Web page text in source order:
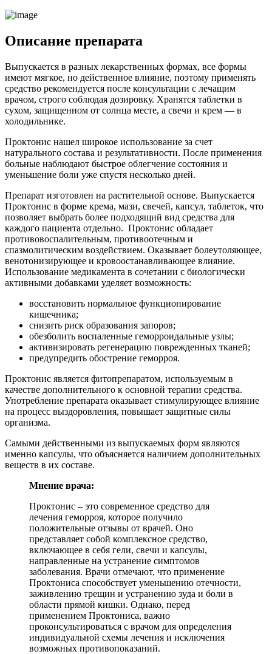
Описание препарата
Выпускается в разных лекарственных формах, все формы
имеют мягкое, но действенное влияние, поэтому применять
средство рекомендуется после консультации с лечащим
врачом, строго соблюдая дозировку. Хранятся таблетки в
сухом, защищенном от солнца месте, а свечи и крем — в
холодильнике.
Проктонис нашел широкое использование за счет
натурального состава и результативности. После применения
больные наблюдают быстрое облегчение состояния и
уменьшение боли уже спустя несколько дней.
Препарат изготовлен на растительной основе. Выпускается
Проктонис в форме крема, мази, свечей, капсул, таблеток, что
позволяет выбрать более подходящий вид средства для
каждого пациента отдельно. Проктонис обладает
противовоспалительным, противоотечным и
спазмолитическим воздействием. Оказывает болеутоляющее,
венотонизирующее и кровоостанавливающее влияние.
Использование медикамента в сочетании с биологически
активными добавками уделяет возможность:
восстановить нормальное функционирование
кишечника;
снизить риск образования запоров;
обезболить воспаленные геморроидальные узлы;
активизировать регенерацию поврежденных тканей;
предупредить обострение геморроя.
Проктонис является фитопрепаратом, используемым в
качестве дополнительного к основной терапии средства.
Употребление препарата оказывает стимулирующее влияние
на процесс выздоровления, повышает защитные силы
организма.
Самыми действенными из выпускаемых форм являются
именно капсулы, что объясняется наличием дополнительных
веществ в их составе.
Мнение врача:
Проктонис – это современное средство для
лечения геморроя, которое получило
положительные отзывы от врачей. Оно
представляет собой комплексное средство,
включающее в себя гели, свечи и капсулы,
направленные на устранение симптомов
заболевания. Врачи отмечают, что применение
Проктониса способствует уменьшению отечности,
заживлению трещин и устранению зуда и боли в
области прямой кишки. Однако, перед
применением Проктониса, важно
проконсультироваться с врачом для определения
индивидуальной схемы лечения и исключения
возможных противопоказаний.